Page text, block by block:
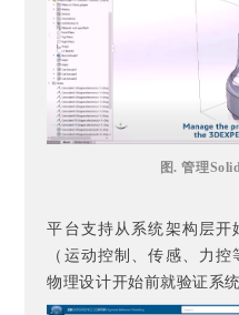
图. 管理
平台支持从系统架构层开
（运动控制、传感、力
物理设计开始前就验证系